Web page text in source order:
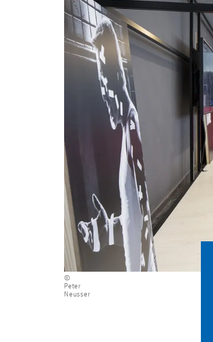
©
Peter
Neusser